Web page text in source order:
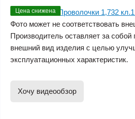
Цена снижена
Фото может не соответствовать
Производитель оставляет за собой
внешний вид изделия с целью
эксплуатационных характеристик.
Хочу видеообзор